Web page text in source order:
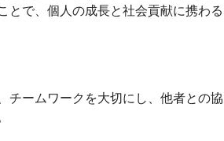
とで、個人の成長と社会貢献に携わる
チームワークを大切にし、他者との協